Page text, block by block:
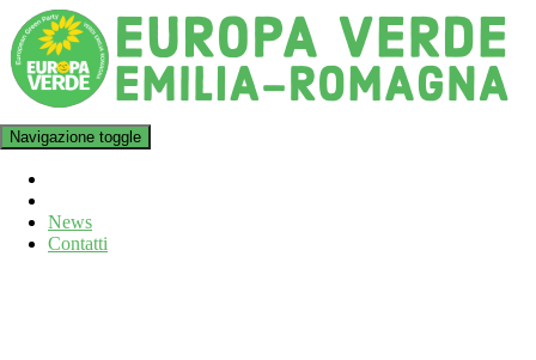
Navigazione toggle
News
Contatti